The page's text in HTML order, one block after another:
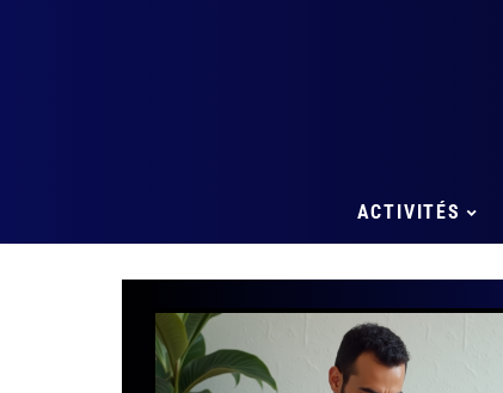
ACTIVITÉS